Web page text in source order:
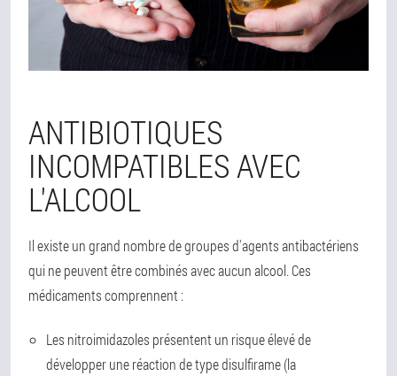
ANTIBIOTIQUES
INCOMPATIBLES AVEC
L'ALCOOL
Il existe un grand nombre de groupes d'agents antibactériens
qui ne peuvent être combinés avec aucun alcool. Ces
médicaments comprennent :
Les nitroimidazoles présentent un risque élevé de
développer une réaction de type disulfirame (la